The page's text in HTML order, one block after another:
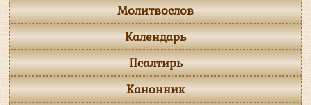
Молитвослов
Календарь
Псалтирь
Канонник